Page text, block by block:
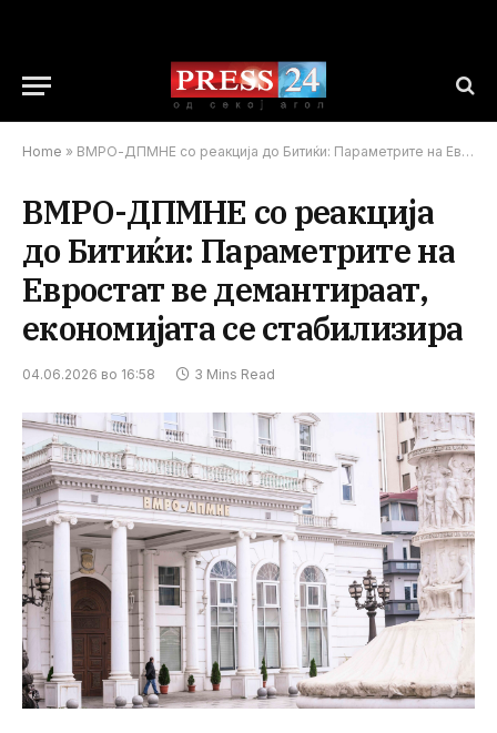
Home » ВМРО-ДПМНЕ со реакција до Битиќи: Параметрите на Евростат ве демантираат, економијата се стабилизира
ВМРО-ДПМНЕ со реакција
до Битиќи: Параметрите на
Евростат ве демантираат,
економијата се стабилизира
04.06.2026 во 16:58 3 Mins Read